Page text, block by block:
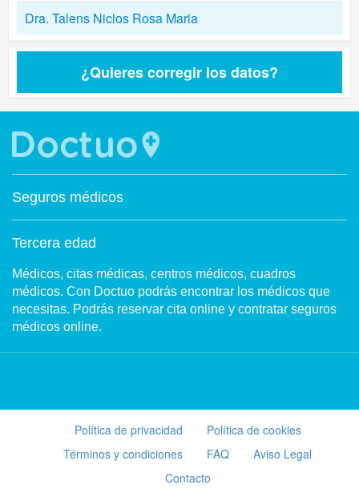
Dra. Talens Niclos Rosa Maria
¿Quieres corregir los datos?
Seguros médicos
Tercera edad
Médicos, citas médicas, centros médicos, cuadros
médicos. Con Doctuo podrás encontrar los médicos que
necesitas. Podrás reservar cita online y contratar seguros
médicos online.
Política de privacidad
Política de cookies
Términos y condiciones
FAQ
Aviso Legal
Contacto